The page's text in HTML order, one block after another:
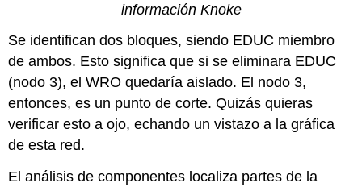
información Knoke
Se identifican dos bloques, siendo EDUC miembro
de ambos. Esto significa que si se eliminara EDUC
(nodo 3), el WRO quedaría aislado. El nodo 3,
entonces, es un punto de corte. Quizás quieras
verificar esto a ojo, echando un vistazo a la gráfica
de esta red.
El análisis de componentes localiza partes de la